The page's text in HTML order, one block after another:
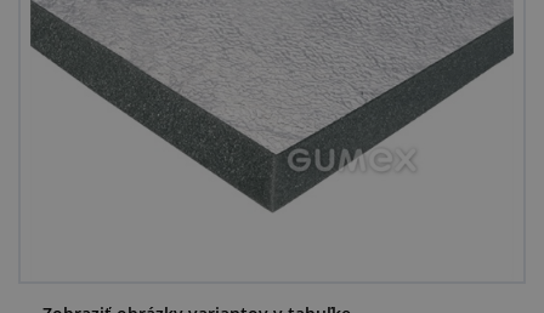
Lepšie pracovné prostredie
Ďalšie gumové a plastové výrobky
Centrum dopytov